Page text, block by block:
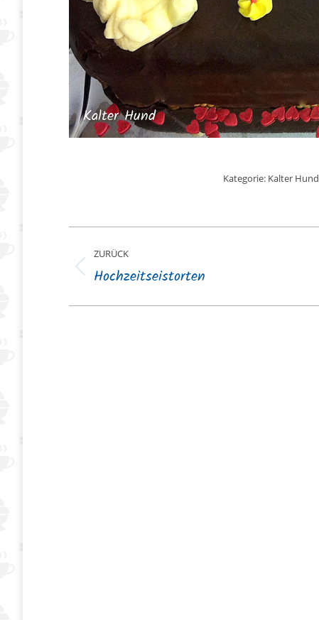
Kalter Hund
Kategorie: Kalter Hund
Album-
Navigation
ZURÜCK
Vorheriges
Hochzeitseistorten